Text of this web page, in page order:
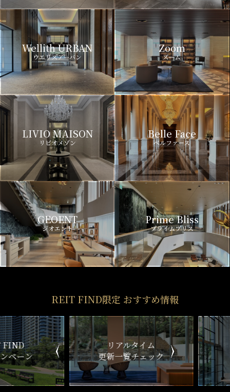
Wellith URBAN
ウエリスアーバン
Zoom
ズーム
LIVIO MAISON
リビオメゾン
Belle Face
ベルファース
GEOENT
ジオエント
Prime Bliss
プライムブリス
REIT FIND限定 おすすめ情報
ン
リアルタイム
更新一覧チェック
新